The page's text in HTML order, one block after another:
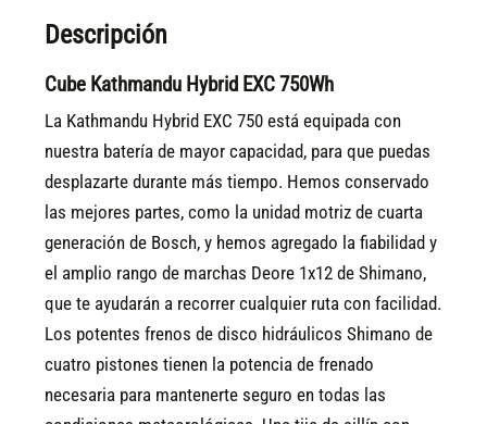
Descripción
Cube Kathmandu Hybrid EXC 750Wh
La Kathmandu Hybrid EXC 750 está equipada con
nuestra batería de mayor capacidad, para que puedas
desplazarte durante más tiempo. Hemos conservado
las mejores partes, como la unidad motriz de cuarta
generación de Bosch, y hemos agregado la fiabilidad y
el amplio rango de marchas Deore 1x12 de Shimano,
que te ayudarán a recorrer cualquier ruta con facilidad.
Los potentes frenos de disco hidráulicos Shimano de
cuatro pistones tienen la potencia de frenado
necesaria para mantenerte seguro en todas las